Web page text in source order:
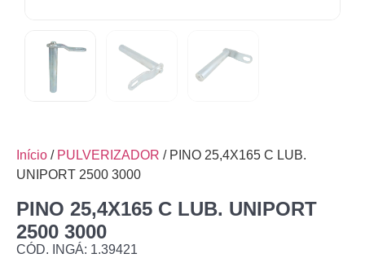
Início / PULVERIZADOR / PINO 25,4X165 C LUB.
UNIPORT 2500 3000
PINO 25,4X165 C LUB. UNIPORT
2500 3000
CÓD. INGÁ: 1.39421